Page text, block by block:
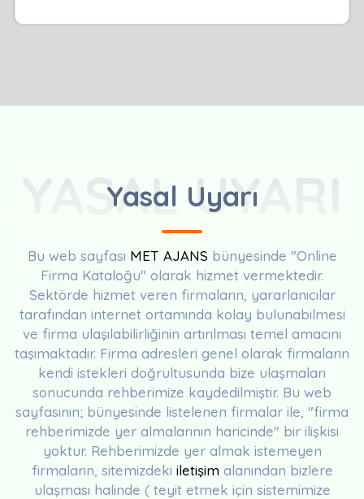
Yasal Uyarı
YASAL UYARI
Bu web sayfası MET AJANS bünyesinde "Online
Firma Kataloğu" olarak hizmet vermektedir.
Sektörde hizmet veren firmaların, yararlanıcılar
tarafından internet ortamında kolay bulunabilmesi
ve firma ulaşılabilirliğinin artırılması temel amacını
taşımaktadır. Firma adresleri genel olarak firmaların
kendi istekleri doğrultusunda bize ulaşmaları
sonucunda rehberimize kaydedilmiştir. Bu web
sayfasının; bünyesinde listelenen firmalar ile, "firma
rehberimizde yer almalarının haricinde" bir ilişkisi
yoktur. Rehberimizde yer almak istemeyen
firmaların, sitemizdeki iletişim alanından bizlere
ulaşması halinde ( teyit etmek için sistemimize